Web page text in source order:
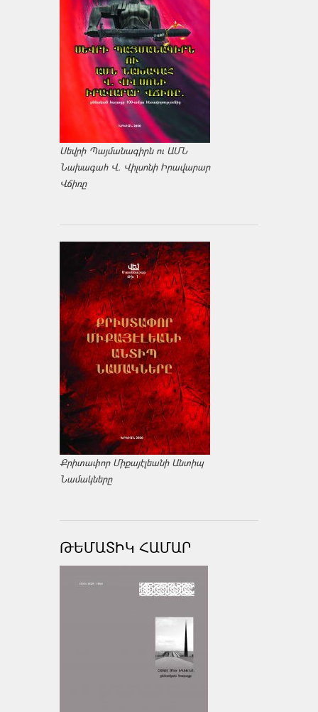
Սեվրի Պայմանագիրն ու ԱՄՆ
Նախագահ Վ. Վիլսոնի Իրավարար
Վճիռը
Քրիտափոր Միքայէլեանի Անտիպ
Նամակները
ԹԵՄԱՏԻԿ ՀԱՄԱՐ